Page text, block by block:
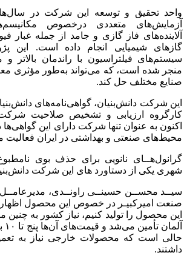
واحد تحقیق و توسعه این شرکت در
آزمایش‌های متعددی درخصوص
آلاینده‌های فاز گازی و جامد از جمله غبار
گازهای شیمیایی انجام داده است. این
سیستم‌های فیلتراسیون با راندمان بالاتر
منجر شده است، که می‌تواند به‌طور مؤثری
صنایع مختلف حل کند.
این شرکت دانش‌بنیان، گواهی‌نامه‌های
کارگروه ارزیابی و تشخیص صلاحیت
اکنون به عنوان تنها شرکت دارای این گواهی‌ها
محیط‌های صنعتی و بهداشتی در ایران فعالیت
گرانول‌هــای نانویی برای حذف بوی
شهری یکی از دستاورد های این شرکت
سیــد محســن حسینــی راونــدی،
صنعت امیرکبیـر در خصوص این محصول اظهار
این محصول را تولید کنیم، نیاز کشور به چنین
حالی است که محصولات خارجی نیاز به
داشتند.